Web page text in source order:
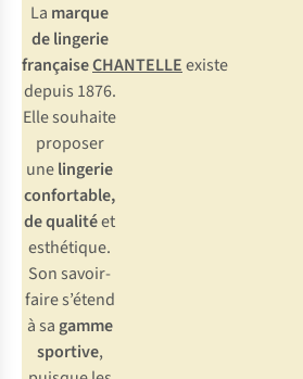
La marque
de lingerie
françaiseCHANTELLEexiste
depuis 1876.
Elle souhaite
proposer
unelingerie
confortable,
de qualitéet
esthétique.
Son savoir-
faire s’étend
à sa gamme
sportive,